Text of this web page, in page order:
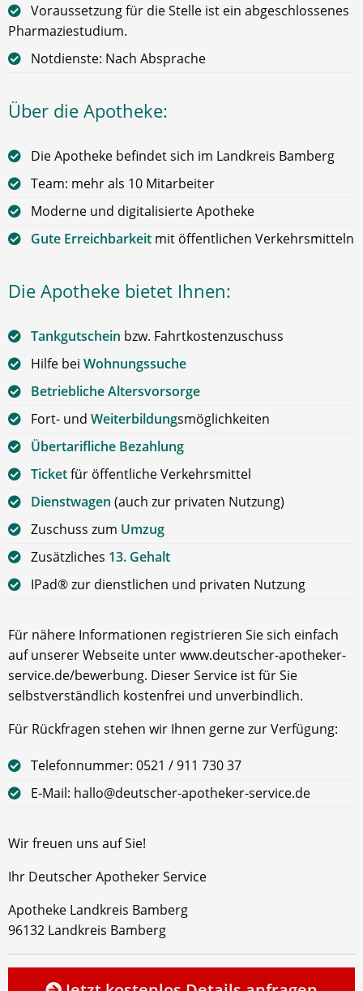
Voraussetzung für die Stelle ist ein abgeschlossenes
Pharmaziestudium.
Notdienste: Nach Absprache
Über die Apotheke:
Die Apotheke befindet sich im Landkreis Bamberg
Team: mehr als 10 Mitarbeiter
Moderne und digitalisierte Apotheke
Gute Erreichbarkeit mit öffentlichen Verkehrsmitteln
Die Apotheke bietet Ihnen:
Tankgutschein bzw. Fahrtkostenzuschuss
Hilfe bei Wohnungssuche
Betriebliche Altersvorsorge
Fort- und Weiterbildungsmöglichkeiten
Übertarifliche Bezahlung
Ticketfür öffentliche Verkehrsmittel
Dienstwagen (auch zur privaten Nutzung)
Zuschuss zum Umzug
Zusätzliches 13. Gehalt
IPad® zur dienstlichen und privaten Nutzung
Für nähere Informationen registrieren Sie sich einfach
auf unserer Webseite unter www.deutscher-apotheker-
service.de/bewerbung. Dieser Service ist für Sie
selbstverständlich kostenfrei und unverbindlich.
Für Rückfragen stehen wir Ihnen gerne zur Verfügung:
Telefonnummer: 0521 / 911 730 37
E-Mail: hallo@deutscher-apotheker-service.de
Wir freuen uns auf Sie!
Ihr Deutscher Apotheker Service
Apotheke Landkreis Bamberg
96132 Landkreis Bamberg